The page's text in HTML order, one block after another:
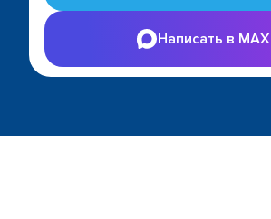
Написать в MAX